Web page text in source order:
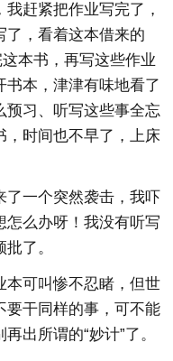
赶紧把作业写完了，
了，看着这本借来的
本书，再写这些作业
本，津津有味地看了
预习、听写这些事全忘
，时间也不早了，上床
了一个突然袭击，我吓
怎么办呀！我没有听写
了。
本可叫惨不忍睹，但世
要干同样的事，可不能
出所谓的“妙计”了。